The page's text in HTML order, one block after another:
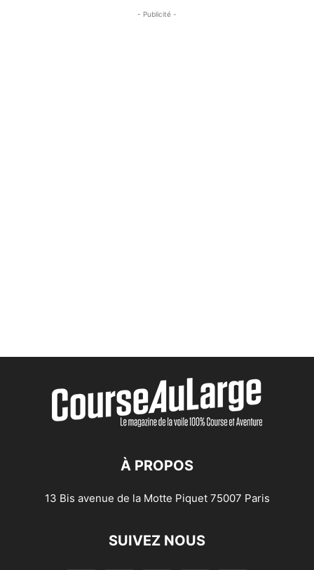
- Publicité -
À PROPOS
13 Bis avenue de la Motte Piquet 75007 Paris
SUIVEZ NOUS